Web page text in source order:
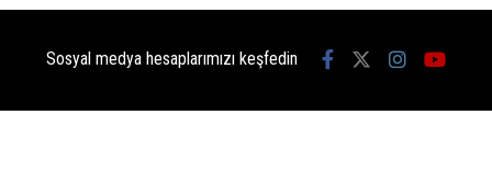
Sosyal medya hesaplarımızı keşfedin